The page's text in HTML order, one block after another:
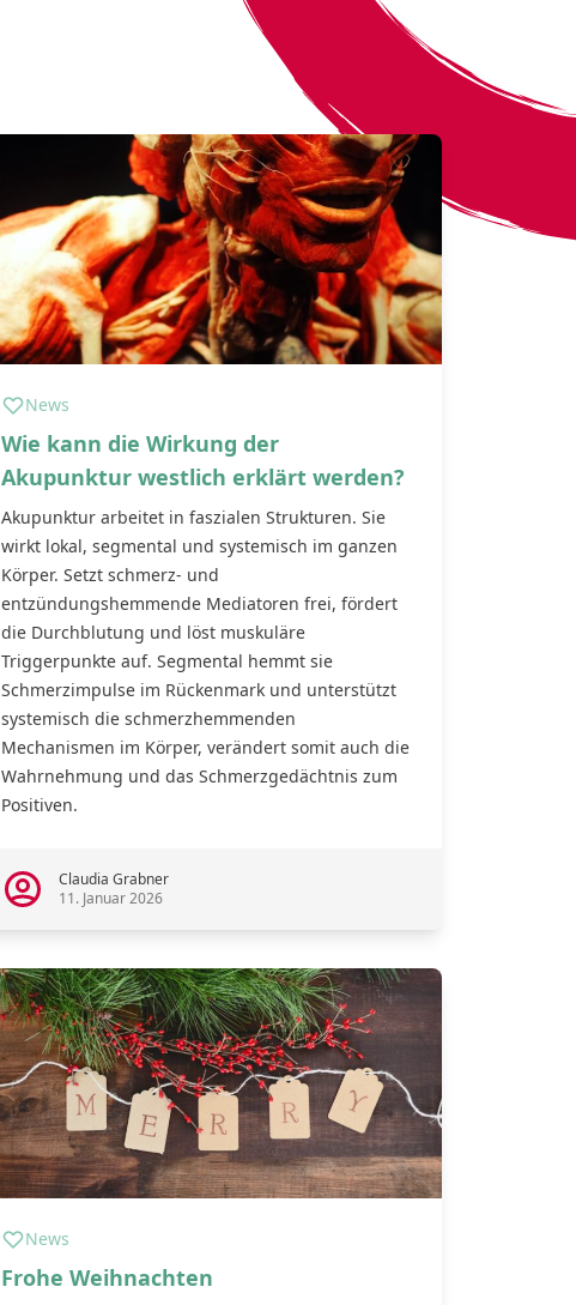
News
Wie kann die Wirkung der
Akupunktur westlich erklärt werden?
Akupunktur arbeitet in faszialen Strukturen. Sie
wirkt lokal, segmental und systemisch im ganzen
Körper. Setzt schmerz- und
entzündungshemmende Mediatoren frei, fördert
die Durchblutung und löst muskuläre
Triggerpunkte auf. Segmental hemmt sie
Schmerzimpulse im Rückenmark und unterstützt
systemisch die schmerzhemmenden
Mechanismen im Körper, verändert somit auch die
Wahrnehmung und das Schmerzgedächtnis zum
Positiven.
2
Claudia Grabner
11. Januar 2026
News
Frohe Weihnachten